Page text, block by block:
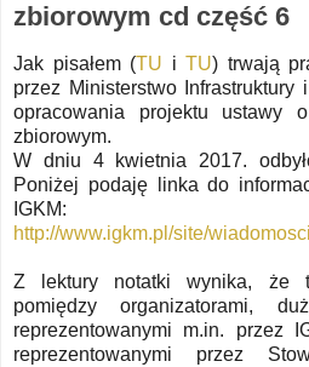
zbiorowym cd część 6
Jak pisałem (TU i TU) trwają
przez Ministerstwo
opracowania projektu ustawy
zbiorowym.
W dniu 4 kwietnia 2017.
Poniżej podaję linka do
IGKM:
http://www.igkm.pl/site/
Z lektury notatki wynika, że
pomiędzy organizatorami,
reprezentowanymi m.in. przez
reprezentowanymi przez